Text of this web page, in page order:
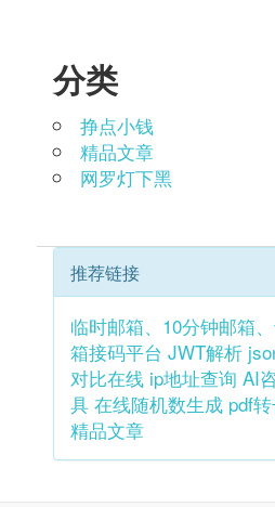
分类
挣点小钱
精品文章
网罗灯下黑
推荐链接
临时邮箱、10分钟邮箱
箱接码平台 JWT解析
对比在线 ip地址查询 AI
具 在线随机数生成 pdf
精品文章